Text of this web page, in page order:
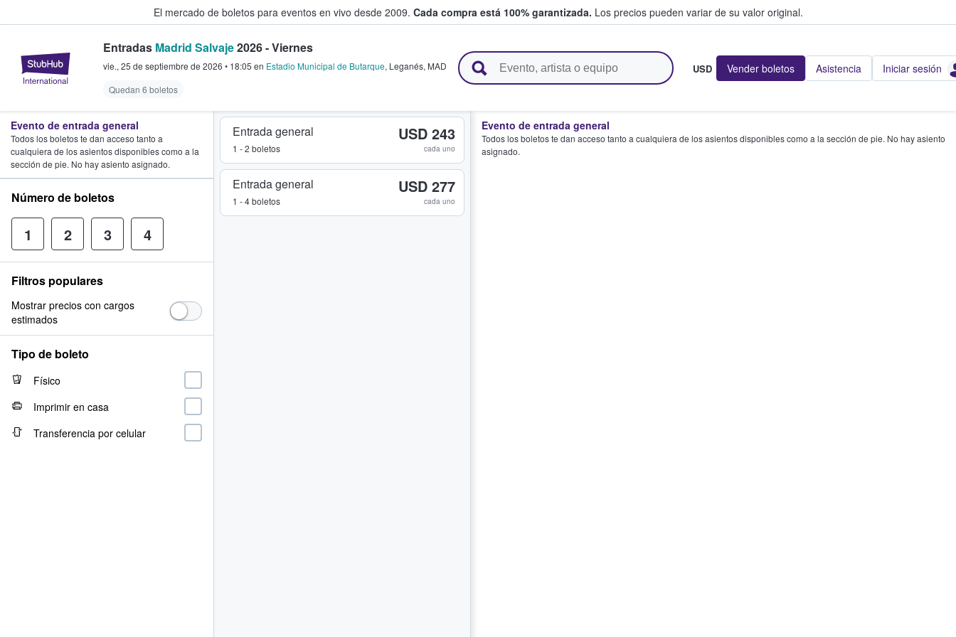
El mercado de boletos para eventos en vivo desde 2009. Cada compra está 100% garantizada. Los precios pueden variar de su valor original.
StubHub: donde los fans compran y venden boletos
Entradas Madrid Salvaje2026 - Viernes
vie., 25 de septiembre de 2026 • 18:05 en Estadio Municipal de Butarque, Leganés, MAD
Quedan 6 boletos
USD Vender boletos Asistencia Iniciar sesión
Entrada general
1 - 2 boletos
USD 243
cada uno
Entrada general
1 - 4 boletos
USD 277
cada uno
Evento de entrada general
Todos los boletos te dan acceso tanto a cualquiera de los asientos disponibles como a la sección de pie. No hay asiento
asignado.
Evento de entrada general
Todos los boletos te dan acceso tanto a
cualquiera de los asientos disponibles como a la
sección de pie. No hay asiento asignado.
Número de boletos
1 2 3 4
Filtros populares
Mostrar precios con cargos
estimados
Tipo de boleto
Físico
Imprimir en casa
Transferencia por celular